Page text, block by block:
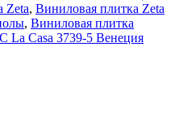
Zeta, Виниловая плитка Zeta
, Виниловая плитка
La Casa 3739-5 Венеция